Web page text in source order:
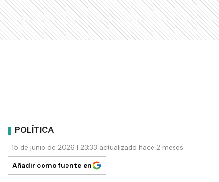
POLÍTICA
15 de junio de 2026 | 23:33 actualizado hace 2 meses
Añadir como fuente en